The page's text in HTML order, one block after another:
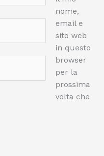
nome,
email e
sito web
in questo
browser
per la
prossima
volta che